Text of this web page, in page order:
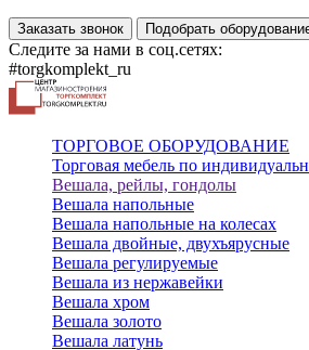
Заказать звонок Подобрать
Следите за нами в соц.сетях:
#torgkomplekt_ru
ТОРГОВОЕ ОБОРУДОВАНИЕ
Торговая мебель по
Вешала, рейлы, гондолы
Вешала напольные
Вешала напольные на колесах
Вешала двойные, двухъярусные
Вешала регулируемые
Вешала из нержавейки
Вешала хром
Вешала золото
Вешала латунь